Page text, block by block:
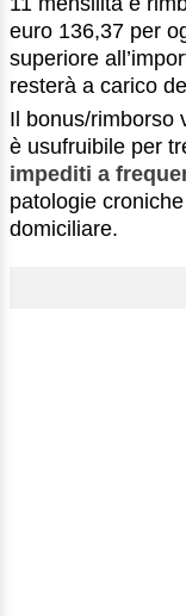
euro 136,37 per
superiore
resterà a carico
Il bonus/rimborso
è usufruibile per
impediti a
patologie
domiciliare.